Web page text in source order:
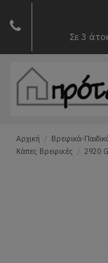
Σε 3
Αρχική Βρεφικά-
Κάπες Βρεφικές
2920